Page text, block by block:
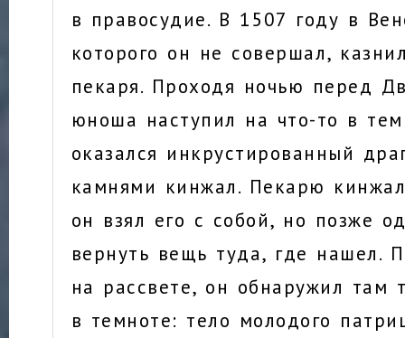
в правосудие. В 1507 году в
которого он не совершал,
пекаря. Проходя ночью перед
юноша наступил на что-то в
оказался инкрустированный
камнями кинжал. Пекарю
он взял его с собой, но позже
вернуть вещь туда, где нашел.
на рассвете, он обнаружил там
в темноте: тело молодого